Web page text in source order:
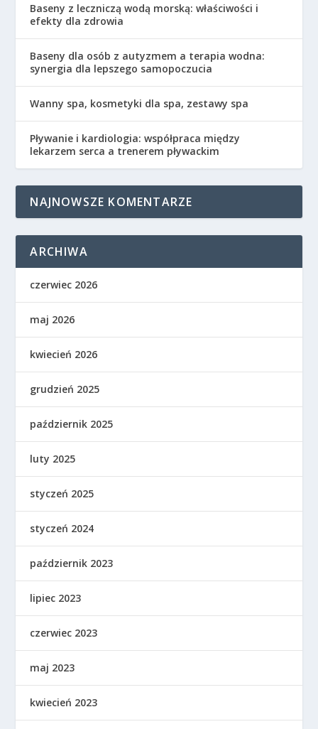
Baseny z leczniczą wodą morską: właściwości i
efekty dla zdrowia
Baseny dla osób z autyzmem a terapia wodna:
synergia dla lepszego samopoczucia
Wanny spa, kosmetyki dla spa, zestawy spa
Pływanie i kardiologia: współpraca między
lekarzem serca a trenerem pływackim
NAJNOWSZE KOMENTARZE
ARCHIWA
czerwiec 2026
maj 2026
kwiecień 2026
grudzień 2025
październik 2025
luty 2025
styczeń 2025
styczeń 2024
październik 2023
lipiec 2023
czerwiec 2023
maj 2023
kwiecień 2023